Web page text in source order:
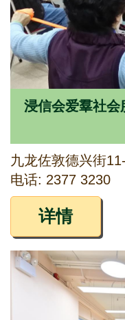
浸信会爱羣社会
九龙佐敦德兴街
电话: 2377 3230
详情